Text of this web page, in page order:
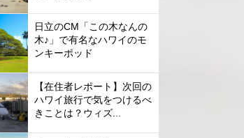
日立のCM「この木なんの
木♪」で有名なハワイのモ
ンキーポッド
【在住者レポート】次回の
ハワイ旅行で気をつけるべ
きことは？ウィズ...